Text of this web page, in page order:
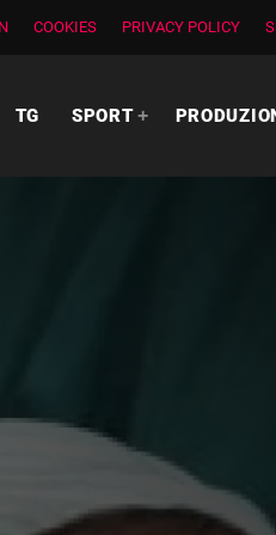
COOKIES PRIVACY POLICY
TG SPORT